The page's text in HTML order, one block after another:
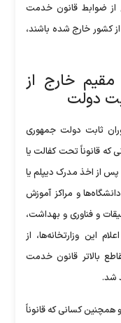
از ضوابط قانون خدمت
آیین‌نامه از کشور خارج شده باشند،
مقیم خارج از
دولت
ثابت دولت جمهوری
که قانوناً تحت کفالت یا
از اخذ مدرک دیپلم یا
و مراکز آموزش
و فناوری و بهداشت،
این وزارتخانه‌ها، از
بالاتر قانون خدمت
همچنین کسانی که قانوناً